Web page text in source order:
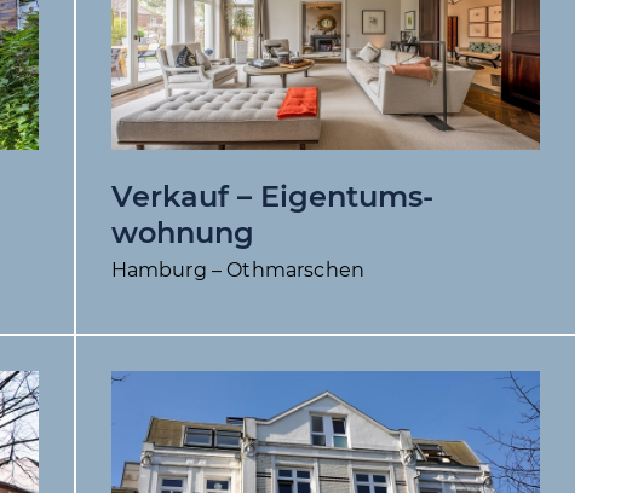
Verkauf – Eigentums­
wohnung
Hamburg – Othmarschen